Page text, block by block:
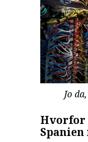
Jo
Hvorfor
Spanien